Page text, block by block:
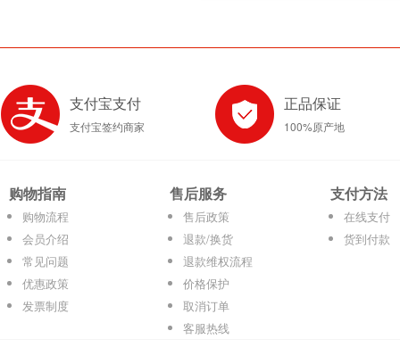
支付宝支付
支付宝签约商家
正品保证
100%原产地
购物指南
购物流程
会员介绍
常见问题
优惠政策
发票制度
售后服务
售后政策
退款/换货
退款维权流程
价格保护
取消订单
客服热线
支付方法
在线支付
货到付款